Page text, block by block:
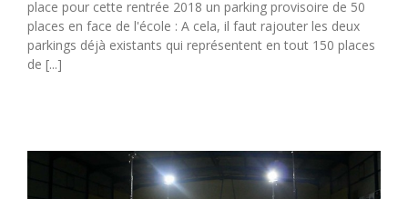
place pour cette rentrée 2018 un parking provisoire de 50
places en face de l'école : A cela, il faut rajouter les deux
parkings déjà existants qui représentent en tout 150 places
de [...]